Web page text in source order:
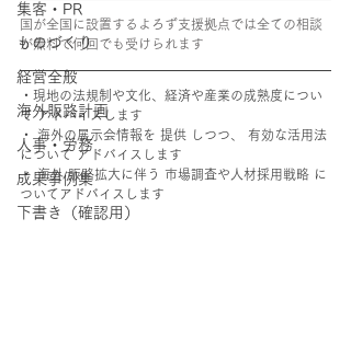
集客・PR
ものづくり
経営全般
海外販路計画
人事・労務
成果事例集
下書き（確認用）
国が全国に設置するよろず支援拠点では全ての相談
が無料で何回でも受けられます
・現地の法規制や文化、経済や産業の成熟度につい
て アドバイスします
・ 海外の展示会情報を 提供 しつつ、 有効な活用法
について アドバイスします
・ 海外 販路拡大に伴う 市場調査や人材採用戦略 に
ついてアドバイスします